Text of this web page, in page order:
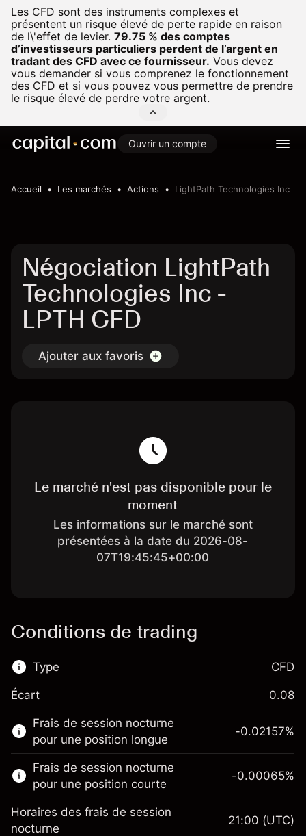
Les CFD sont des instruments complexes et
présentent un risque élevé de perte rapide en raison
de l\'effet de levier. 79.75 % des comptes
d’investisseurs particuliers perdent de l’argent en
tradant des CFD avec ce fournisseur. Vous devez
vous demander si vous comprenez le fonctionnement
des CFD et si vous pouvez vous permettre de prendre
le risque élevé de perdre votre argent.
Ouvrir un compte
Accueil Les marchés Actions LightPath Technologies Inc
Négociation LightPath
Technologies Inc -
LPTH CFD
Ajouter aux favoris
Le marché n'est pas disponible pour le
moment
Les informations sur le marché sont
présentées à la date du 2026-08-
07T19:45:45+00:00
Conditions de trading
Type
Ce marché financier est disponible pour le
trading de CFD.
En savoir plus sur :
CFD
CFD
Écart 0.08
Frais de session nocturne
pour une position longue
-0.02157%
Frais de session nocturne
pour une position courte
-0.00065%
Horaires des frais de session
nocturne
21:00 (UTC)